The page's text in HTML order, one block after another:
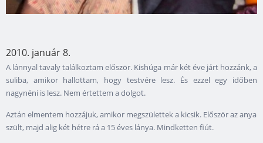
2010. január 8.
A lánnyal tavaly találkoztam először. Kishúga már két éve járt hozzánk, a
suliba, amikor hallottam, hogy testvére lesz. És ezzel egy időben
nagynéni is lesz. Nem értettem a dolgot.
Aztán elmentem hozzájuk, amikor megszülettek a kicsik. Először az anya
szült, majd alig két hétre rá a 15 éves lánya. Mindketten fiút.